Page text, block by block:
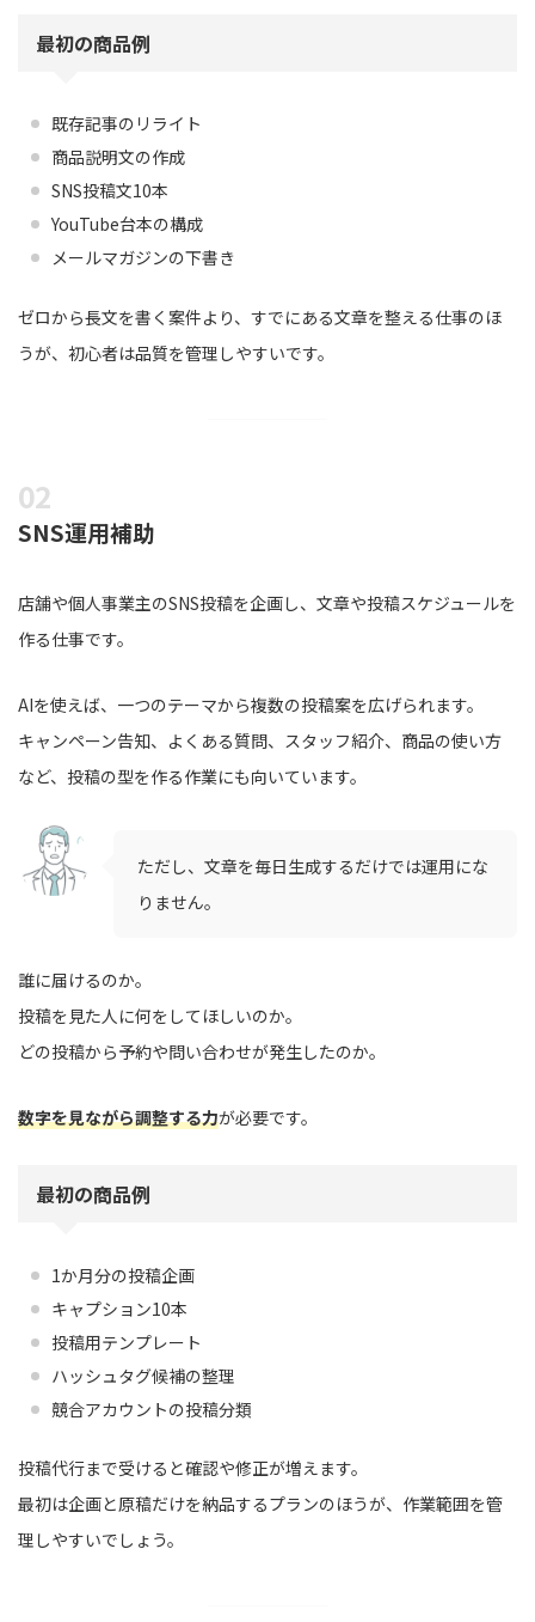
最初の商品例
既存記事のリライト
商品説明文の作成
SNS投稿文10本
YouTube台本の構成
メールマガジンの下書き
ゼロから長文を書く案件より、すでにある文章を整える仕事のほ
うが、初心者は品質を管理しやすいです。
SNS運用補助
店舗や個人事業主のSNS投稿を企画し、文章や投稿スケジュールを
作る仕事です。
AIを使えば、一つのテーマから複数の投稿案を広げられます。
キャンペーン告知、よくある質問、スタッフ紹介、商品の使い方
など、投稿の型を作る作業にも向いています。
ただし、文章を毎日生成するだけでは運用にな
りません。
誰に届けるのか。
投稿を見た人に何をしてほしいのか。
どの投稿から予約や問い合わせが発生したのか。
数字を見ながら調整する力が必要です。
最初の商品例
1か月分の投稿企画
キャプション10本
投稿用テンプレート
ハッシュタグ候補の整理
競合アカウントの投稿分類
投稿代行まで受けると確認や修正が増えます。
最初は企画と原稿だけを納品するプランのほうが、作業範囲を管
理しやすいでしょう。